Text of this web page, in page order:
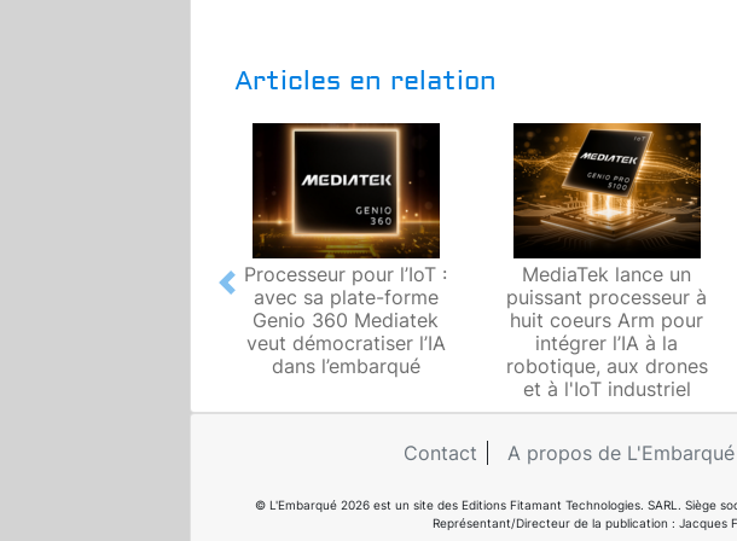
Articles en relation
Processeur pour l’IoT :
avec sa plate-forme
Genio 360 Mediatek
veut démocratiser l’IA
dans l’embarqué
MediaTek lance un
puissant processeur à
huit coeurs Arm pour
intégrer l’IA à la
robotique, aux drones
et à l'IoT industriel
Previous
Contact A propos de L'Embarqué
© L'Embarqué 2026 est un site des Editions Fitamant Technologies. SARL. Siège
Représentant/Directeur de la publication : Jacques